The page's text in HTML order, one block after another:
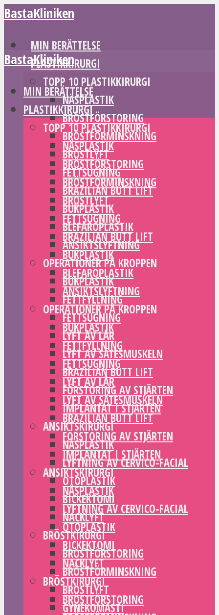
BastaKliniken
MIN BERÄTTELSE
PLASTIKKIRURGI
TOPP 10 PLASTIKKIRURGI
NÄSPLASTIK
BRÖSTFÖRSTORING
BRÖSTFÖRMINSKNING
BRÖSTLYFT
FETTSUGNING
BRAZILIAN BUTT LIFT
BUKPLASTIK
BLEFAROPLASTIK
ANSIKTSLYFTNING
OPERATIONER PÅ KROPPEN
BUKPLASTIK
FETTFYLLNING
FETTSUGNING
LYFT AV LÅR
LYFT AV SÄTESMUSKELN
BRAZILIAN BUTT LIFT
FÖRSTORING AV STJÄRTEN
IMPLANTAT I STJÄRTEN
ANSIKTSKIRURGI
NÄSPLASTIK
LYFTNING AV CERVICO-FACIAL
OTOPLASTIK
BICKEKTOMI
NACKLYFT
BRÖSTKIRURGI
BRÖSTFÖRSTORING
BRÖSTFÖRMINSKNING
BRÖSTLYFT
GYNEKOMASTI
BastaKliniken
MIN BERÄTTELSE
PLASTIKKIRURGI
TOPP 10 PLASTIKKIRURGI
NÄSPLASTIK
BRÖSTFÖRSTORING
BRÖSTFÖRMINSKNING
BRÖSTLYFT
FETTSUGNING
BRAZILIAN BUTT LIFT
BUKPLASTIK
BLEFAROPLASTIK
ANSIKTSLYFTNING
OPERATIONER PÅ KROPPEN
BUKPLASTIK
FETTFYLLNING
FETTSUGNING
LYFT AV LÅR
LYFT AV SÄTESMUSKELN
BRAZILIAN BUTT LIFT
FÖRSTORING AV STJÄRTEN
IMPLANTAT I STJÄRTEN
ANSIKTSKIRURGI
NÄSPLASTIK
LYFTNING AV CERVICO-FACIAL
OTOPLASTIK
BICKEKTOMI
NACKLYFT
BRÖSTKIRURGI
BRÖSTFÖRSTORING